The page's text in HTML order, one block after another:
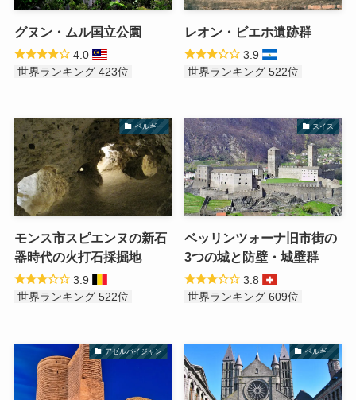
グヌン・ムル国立公園
4.0
世界ランキング 423位
レオン・ビエホ遺跡群
3.9
世界ランキング 522位
ベルギー
モンス市スピエンヌの新石
器時代の火打石採掘地
3.9
世界ランキング 522位
スイス
ベッリンツォーナ旧市街の
3つの城と防壁・城壁群
3.8
世界ランキング 609位
アゼルバイジャン ベルギー